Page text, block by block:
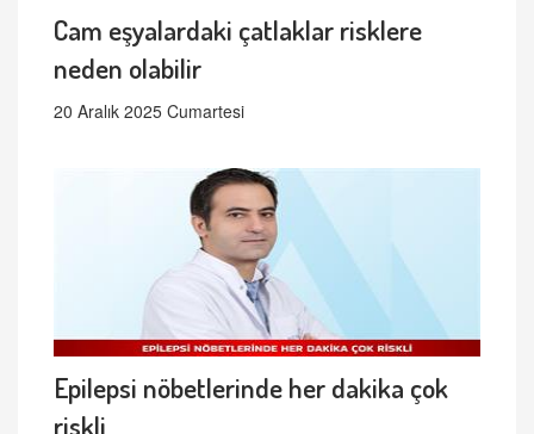
Cam eşyalardaki çatlaklar risklere
neden olabilir
20 Aralık 2025 Cumartesi
Epilepsi nöbetlerinde her dakika çok
riskli